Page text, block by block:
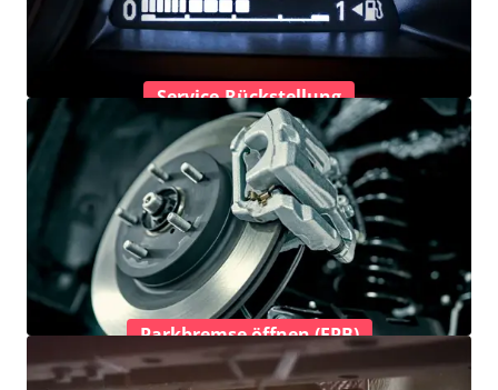
Service-Rückstellung
Parkbremse öffnen (EPB)